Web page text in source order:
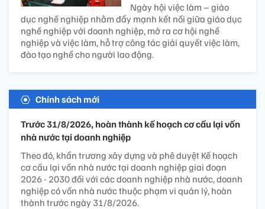
Ngày hội việc làm – giáo
dục nghề nghiệp nhằm đẩy mạnh kết nối giữa giáo dục
nghề nghiệp với doanh nghiệp, mở ra cơ hội nghề
nghiệp và việc làm, hỗ trợ công tác giải quyết việc làm,
đào tạo nghề cho người lao động.
Chính sách mới
Trước 31/8/2026, hoàn thành kế hoạch cơ cấu lại vốn
nhà nước tại doanh nghiệp
Theo đó, khẩn trương xây dựng và phê duyệt Kế hoạch
cơ cấu lại vốn nhà nước tại doanh nghiệp giai đoạn
2026 - 2030 đối với các doanh nghiệp nhà nước, doanh
nghiệp có vốn nhà nước thuộc phạm vi quản lý, hoàn
thành trước ngày 31/8/2026.